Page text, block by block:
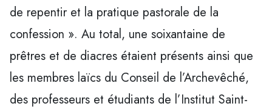
de repentir et la pratique pastorale de la
confession ». Au total, une soixantaine de
prêtres et de diacres étaient présents ainsi que
les membres laïcs du Conseil de l’Archevêché,
des professeurs et étudiants de l’Institut Saint-